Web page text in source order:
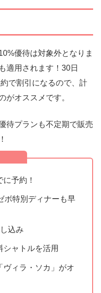
優待は対象外となりま
適用されます！30日
で割引になるので、計
がオススメです。
待プランも不定期で販売
予約！
ボ特別ディナーも早
込み
シャトルを活用
ヴィラ・ソカ」がオ